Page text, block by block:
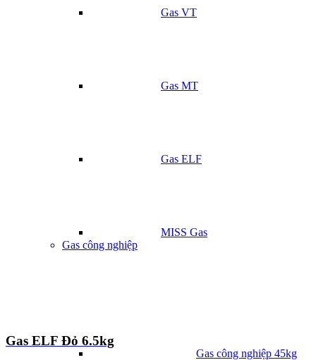
Gas VT
Gas MT
Gas ELF
MISS Gas
Gas công nghiệp
Gas công nghiệp 45kg
Gas ELF Đỏ 6.5kg